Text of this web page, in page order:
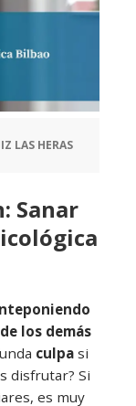
LAS HERAS
Sanar
los demás
culpa si
disfrutar? Si
es muy